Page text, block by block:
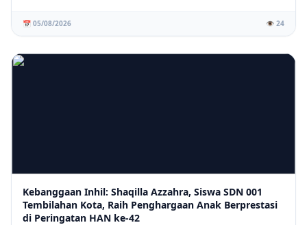
📅 05/08/2026 👁️ 24
Kebanggaan Inhil: Shaqilla Azzahra, Siswa SDN 001
Tembilahan Kota, Raih Penghargaan Anak Berprestasi
di Peringatan HAN ke-42